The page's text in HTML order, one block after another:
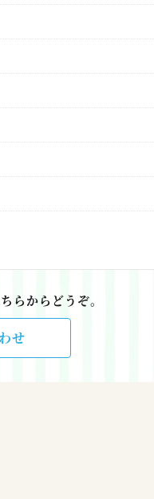
らからどうぞ。
せ